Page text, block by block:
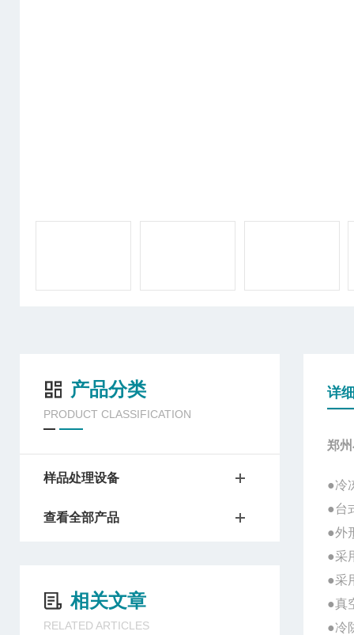
产品分类
PRODUCT CLASSIFICATION
样品处理设备
查看全部产品
相关文章
RELATED ARTICLES
详
郑
●冷
●台
●外
●采
●采
●真
●冷